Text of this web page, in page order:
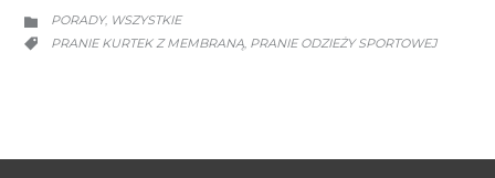
 CATEGORY
PORADY, WSZYSTKIE
 CATEGORY
PRANIE KURTEK Z MEMBRANĄ, PRANIE ODZIEŻY SPORTOWEJ